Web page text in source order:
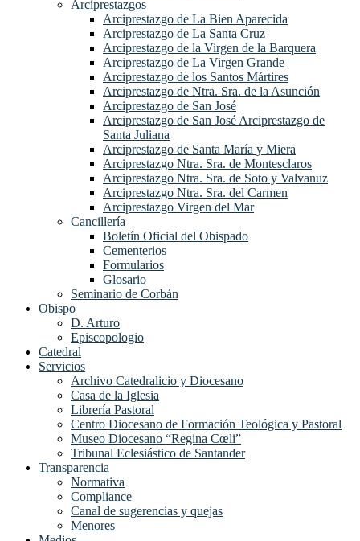
Arciprestazgos
Arciprestazgo de La Bien Aparecida
Arciprestazgo de La Santa Cruz
Arciprestazgo de la Virgen de la Barquera
Arciprestazgo de La Virgen Grande
Arciprestazgo de los Santos Mártires
Arciprestazgo de Ntra. Sra. de la Asunción
Arciprestazgo de San José
Arciprestazgo de San José Arciprestazgo de
Santa Juliana
Arciprestazgo de Santa María y Miera
Arciprestazgo Ntra. Sra. de Montesclaros
Arciprestazgo Ntra. Sra. de Soto y Valvanuz
Arciprestazgo Ntra. Sra. del Carmen
Arciprestazgo Virgen del Mar
Cancillería
Boletín Oficial del Obispado
Cementerios
Formularios
Glosario
Seminario de Corbán
Obispo
D. Arturo
Episcopologio
Catedral
Servicios
Archivo Catedralicio y Diocesano
Casa de la Iglesia
Librería Pastoral
Centro Diocesano de Formación Teológica y Pastoral
Museo Diocesano “Regina Cœli”
Tribunal Eclesiástico de Santander
Transparencia
Normativa
Compliance
Canal de sugerencias y quejas
Menores